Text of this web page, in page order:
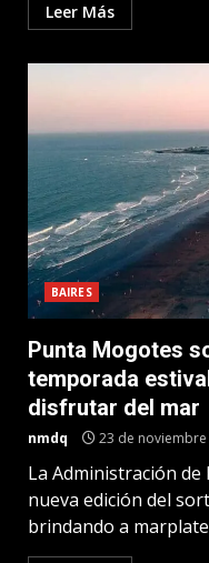
Leer Más
BAIRES
Punta Mogotes
temporada
disfrutar del mar
nmdq 23 de noviembre
La Administración
nueva edición del
brindando a